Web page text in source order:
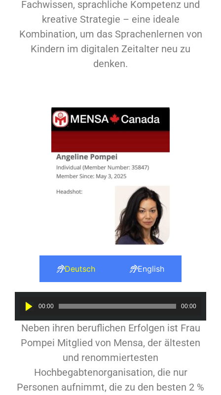
Fachwissen, sprachliche Kompetenz und
kreative Strategie – eine ideale
Kombination, um das Sprachenlernen von
Kindern im digitalen Zeitalter neu zu
denken.
Deutsch English
Audio
Player
00:00 00:00
Neben ihren beruflichen Erfolgen ist Frau
Pompei Mitglied von Mensa, der ältesten
und renommiertesten
Hochbegabtenorganisation, die nur
Personen aufnimmt, die zu den besten 2 %